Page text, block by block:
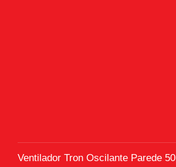
Ventilador Tron Oscilante Parede 50